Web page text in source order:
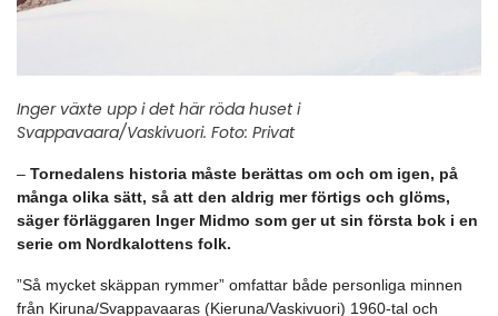
Inger växte upp i det här röda huset i
Svappavaara/Vaskivuori. Foto: Privat
– Tornedalens historia måste berättas om och om igen, på
många olika sätt, så att den aldrig mer förtigs och glöms,
säger förläggaren Inger Midmo som ger ut sin första bok i en
serie om Nordkalottens folk.
”Så mycket skäppan rymmer” omfattar både personliga minnen
från Kiruna/Svappavaaras (Kieruna/Vaskivuori) 1960-tal och